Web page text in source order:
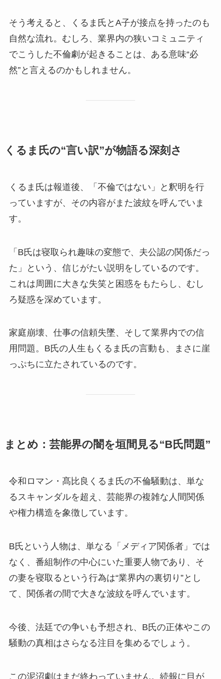
そう考えると、くるま氏とA子が接点を持ったのも
自然な流れ。むしろ、業界内の狭いコミュニティ
でこうした不倫劇が起きることは、ある意味“必
然”と言えるのかもしれません。
くるま氏の“言い訳”が物語る深刻さ
くるま氏は報道後、「不倫ではない」と釈明を行
っていますが、その内容がまた波紋を呼んでいま
す。
「B氏は寝取られ趣味の変態で、夫公認の関係だっ
た」という、信じがたい説明をしているのです。
これは周囲に大きな失笑と困惑をもたらし、むし
ろ疑惑を深めています。
家庭崩壊、仕事の信頼失墜、そして業界内での信
用問題。B氏の人生もくるま氏の言動も、まさに崖
っぷちに立たされているのです。
まとめ：芸能界の闇を垣間見る“B氏問題”
令和ロマン・髙比良くるま氏の不倫騒動は、単な
るスキャンダルを超え、芸能界の複雑な人間関係
や権力構造を象徴しています。
B氏という人物は、単なる「メディア関係者」では
なく、番組制作の中心にいた重要人物であり、そ
の妻を寝取るという行為は“業界内の裏切り”とし
て、関係者の間で大きな波紋を呼んでいます。
今後、法廷での争いも予想され、B氏の正体やこの
騒動の真相はさらなる注目を集めるでしょう。
この泥沼劇はまだ終わっていません。続報に目が